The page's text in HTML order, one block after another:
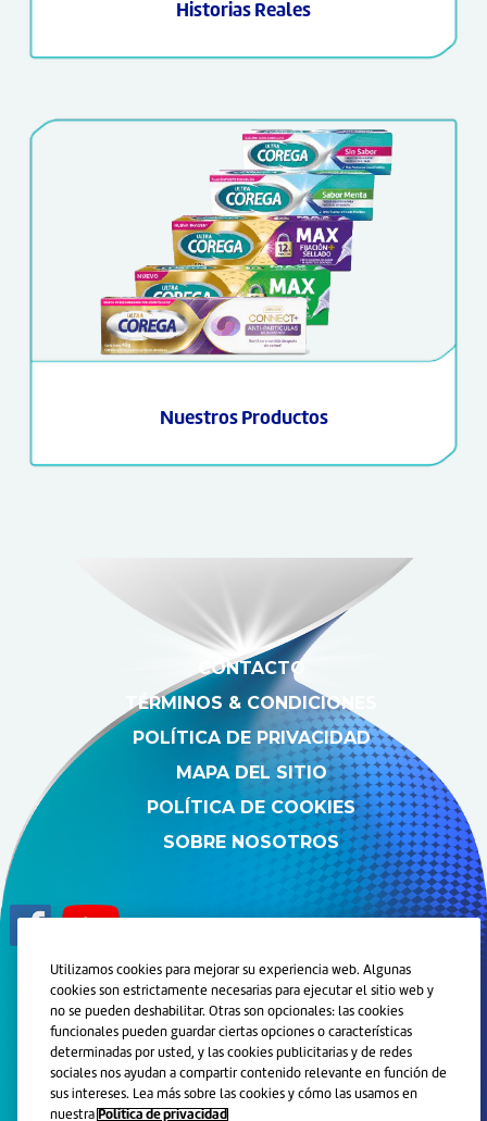
Historias Reales
Nuestros Productos
CONTACTO
TÉRMINOS & CONDICIONES
POLÍTICA DE PRIVACIDAD
MAPA DEL SITIO
POLÍTICA DE COOKIES
SOBRE NOSOTROS
© 2024 Grupo de Compañías de Haleon. Todos los derechos
reservados.
Marcas registradas son propiedad o licenciadas por Haleon.
Este sitio está orientado a personas físicas residentes en
Argentina.
Utilizamos cookies para mejorar su experiencia web. Algunas
cookies son estrictamente necesarias para ejecutar el sitio web y
no se pueden deshabilitar. Otras son opcionales: las cookies
funcionales pueden guardar ciertas opciones o características
determinadas por usted, y las cookies publicitarias y de redes
sociales nos ayudan a compartir contenido relevante en función de
sus intereses. Lea más sobre las cookies y cómo las usamos en
nuestra Política de privacidad